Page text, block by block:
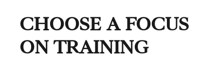
CHOOSE A FOCUS
ON TRAINING